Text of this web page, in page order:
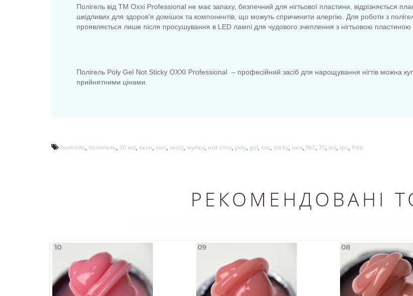
Полігель від ТМ Oxxi Professional не має запаху, безпечний для нігтьової пластини, відрізняється
шкідливих для здоров'я домішок та компонентів, що можуть спричинити алергію. Для роботи з
проявляється лише після просушування в LED лампі для чудового зчеплення з нігтьовою пластиною
Полігель Poly Gel Not Sticky OXXI Professional – професійний засіб для нарощування нігтів можна
прийнятними цінами.
полігель, полигель, 30 мл, окси, оксі, окссі, жуйка, нот стікі, poly, gel, not, sticky, oxxi, №7, 30, мл, tpo, free
РЕКОМЕНДОВАНІ